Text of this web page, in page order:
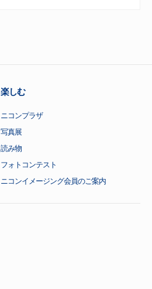
楽しむ
ニコンプラザ
写真展
読み物
フォトコンテスト
ニコンイメージング会員のご案内